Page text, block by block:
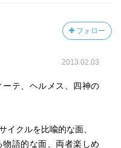
な彼の面目躍如と言え
フォロー
2013.02.03
テ、ヘルメス、四神の
イクルを比喩的な面、
語的な面、両者楽しめ